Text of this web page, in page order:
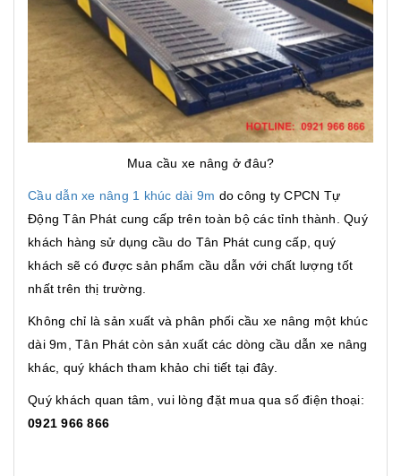
Mua cầu xe nâng ở đâu?
Cầu dẫn xe nâng 1 khúc dài 9m do công ty CPCN Tự
Động Tân Phát cung cấp trên toàn bộ các tỉnh thành. Quý
khách hàng sử dụng cầu do Tân Phát cung cấp, quý
khách sẽ có được sản phẩm cầu dẫn với chất lượng tốt
nhất trên thị trường.
Không chỉ là sản xuất và phân phối cầu xe nâng một khúc
dài 9m, Tân Phát còn sản xuất các dòng cầu dẫn xe nâng
khác, quý khách tham khảo chi tiết tại đây.
Quý khách quan tâm, vui lòng đặt mua qua số điện thoại:
0921 966 866